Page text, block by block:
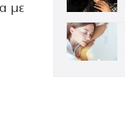
με